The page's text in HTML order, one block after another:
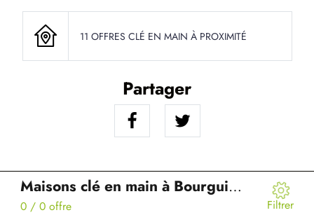
11 OFFRES CLÉ EN MAIN À PROXIMITÉ
Partager
Maisons clé en main à Bourguignon-sous-Coucy (02)
0 / 0 offre Filtrer